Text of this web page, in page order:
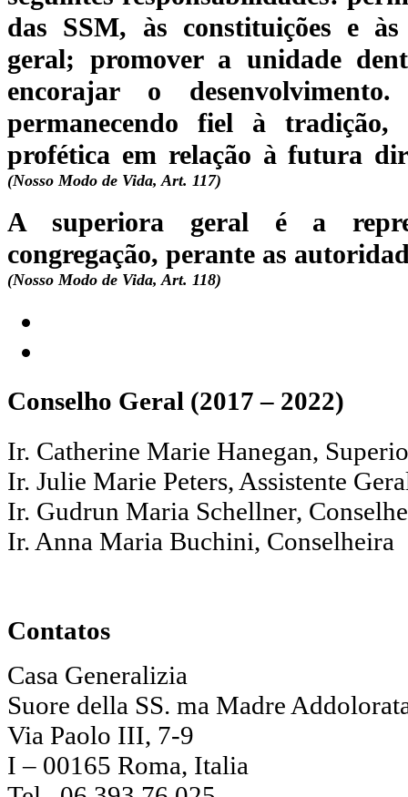
das SSM, às constituições e
geral; promover a unidade
encorajar o
permanecendo fiel à tradição,
profética em relação à futura
(Nosso Modo de Vida, Art. 117)
A superiora geral é a
congregação, perante as
(Nosso Modo de Vida, Art. 118)
Conselho Geral (2017 – 2022)
Ir. Catherine Marie Hanegan,
Ir. Julie Marie Peters, Assistente
Ir. Gudrun Maria Schellner,
Ir. Anna Maria Buchini, Conselheira
Contatos
Casa Generalizia
Suore della SS. ma Madre
Via Paolo III, 7-9
I – 00165 Roma, Italia